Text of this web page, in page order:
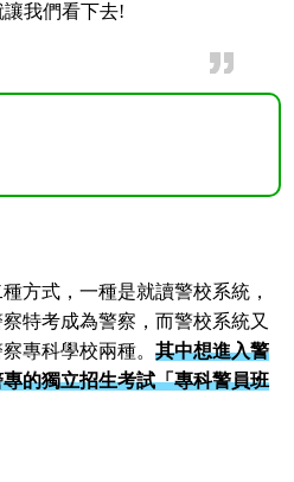
我們看下去!
方式，一種是就讀警校系統，
特考成為警察，而警校系統又
專科學校兩種。其中想進入警
的獨立招生考試「專科警員班